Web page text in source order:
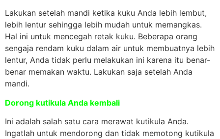
Lakukan setelah mandi ketika kuku Anda lebih lembut,
lebih lentur sehingga lebih mudah untuk memangkas.
Hal ini untuk mencegah retak kuku. Beberapa orang
sengaja rendam kuku dalam air untuk membuatnya lebih
lentur, Anda tidak perlu melakukan ini karena itu benar-
benar memakan waktu. Lakukan saja setelah Anda
mandi.
Dorong kutikula Anda kembali
Ini adalah salah satu cara merawat kutikula Anda.
Ingatlah untuk mendorong dan tidak memotong kutikula